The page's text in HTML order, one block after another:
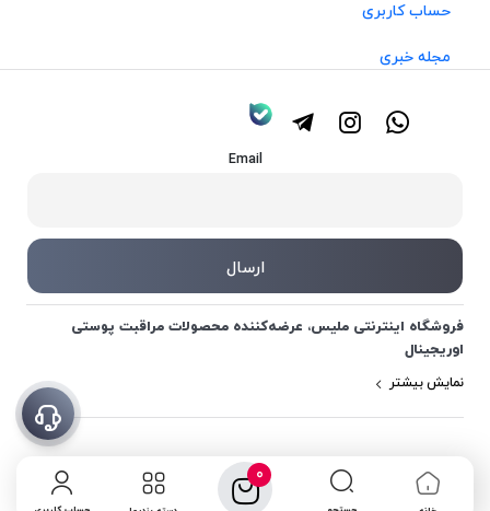
0
حساب کاربری
مجله خبری
Email
فروشگاه اینترنتی ملیس، عرضه‌کننده محصولات مراقبت پوستی
اوریجینال
نمایش بیشتر